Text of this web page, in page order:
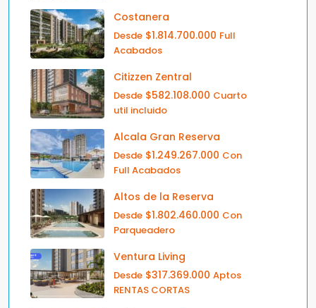
Costanera
Desde $1.814.700.000 Full
Acabados
Citizzen Zentral
Desde $582.108.000 Cuarto
util incluido
Alcala Gran Reserva
Desde $1.249.267.000 Con
Full Acabados
Altos de la Reserva
Desde $1.802.460.000 Con
Parqueadero
Ventura Living
Desde $317.369.000 Aptos
RENTAS CORTAS